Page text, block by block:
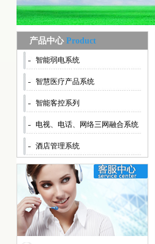
产品中心 Product
智能弱电系统
智慧医疗产品系统
智能客控系列
电视、电话、网络三网融合系统
酒店管理系统